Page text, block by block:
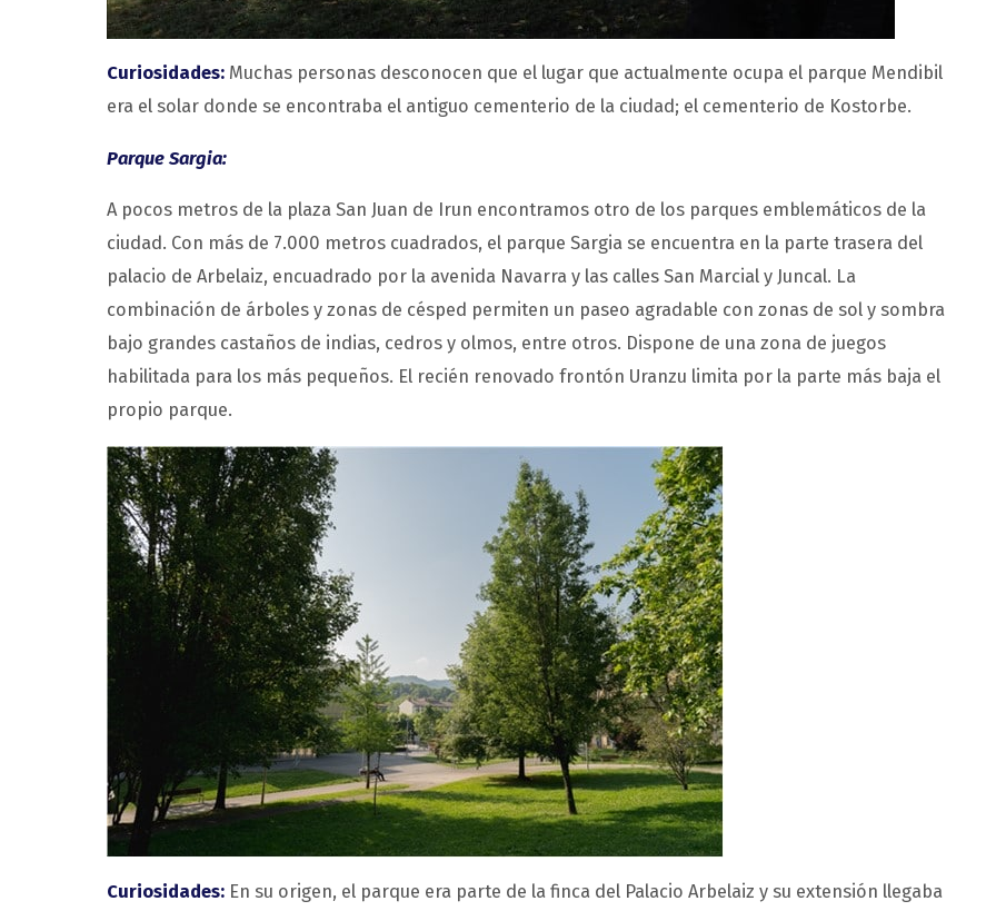
Curiosidades:Muchas personas desconocen que el lugar que actualmente ocupa el parque Mendibil
era el solar donde se encontraba el antiguo cementerio de la ciudad; el cementerio de Kostorbe.
Parque Sargia:
A pocos metros de la plaza San Juan de Irun encontramos otro de los parques emblemáticos de la
ciudad. Con más de 7.000 metros cuadrados, el parque Sargia se encuentra en la parte trasera del
palacio de Arbelaiz, encuadrado por la avenida Navarra y las calles San Marcial y Juncal. La
combinación de árboles y zonas de césped permiten un paseo agradable con zonas de sol y sombra
bajo grandes castaños de indias, cedros y olmos, entre otros. Dispone de una zona de juegos
habilitada para los más pequeños. El recién renovado frontón Uranzu limita por la parte más baja el
propio parque.
Curiosidades:En su origen, el parque era parte de la finca del Palacio Arbelaiz y su extensión llegaba